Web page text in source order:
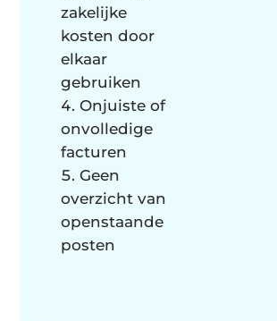
zakelijke
kosten door
elkaar
gebruiken
Onjuiste of
onvolledige
facturen
Geen
overzicht van
openstaande
posten